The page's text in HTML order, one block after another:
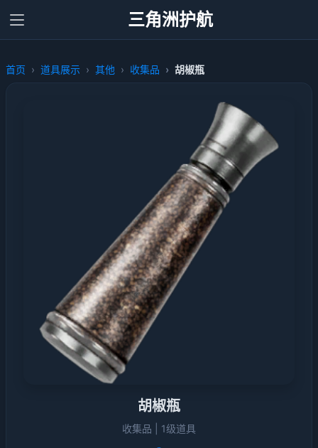
三角洲护航
首页 道具展示 其他 收集品 胡椒瓶
胡椒瓶
收集品 | 1级道具